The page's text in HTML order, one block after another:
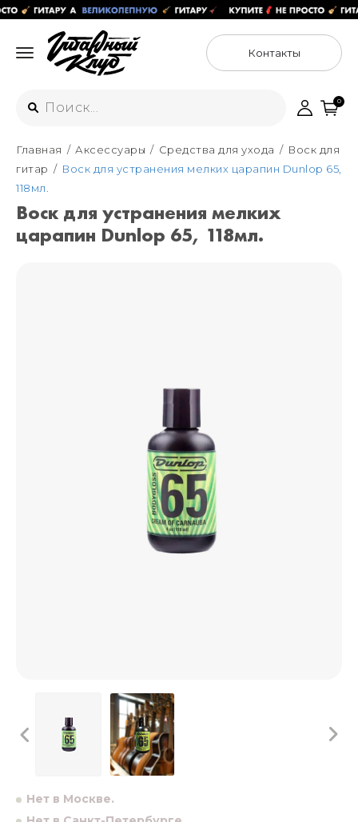
Контакты
Интернет-магазин
+7 (925) 125-54-44
+7 (925) 176-55-65
ул. Большая Новодмитровская 36с15,
Санкт-Петербург
0
Главная Аксессуары Средства для ухода
Воск для
гитар
Воск для устранения мелких царапин Dunlop 65,
118мл.
Воск для устранения мелких
царапин Dunlop 65, 118мл.
Нет в Москве.